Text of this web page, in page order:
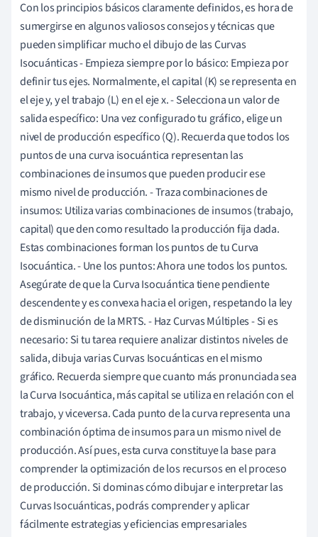
Con los principios básicos claramente definidos, es hora de
sumergirse en algunos valiosos consejos y técnicas que
pueden simplificar mucho el dibujo de las Curvas
Isocuánticas - Empieza siempre por lo básico: Empieza por
definir tus ejes. Normalmente, el capital (K) se representa en
el eje y, y el trabajo (L) en el eje x. - Selecciona un valor de
salida específico: Una vez configurado tu gráfico, elige un
nivel de producción específico (Q). Recuerda que todos los
puntos de una curva isocuántica representan las
combinaciones de insumos que pueden producir ese
mismo nivel de producción. - Traza combinaciones de
insumos: Utiliza varias combinaciones de insumos (trabajo,
capital) que den como resultado la producción fija dada.
Estas combinaciones forman los puntos de tu Curva
Isocuántica. - Une los puntos: Ahora une todos los puntos.
Asegúrate de que la Curva Isocuántica tiene pendiente
descendente y es convexa hacia el origen, respetando la ley
de disminución de la MRTS. - Haz Curvas Múltiples - Si es
necesario: Si tu tarea requiere analizar distintos niveles de
salida, dibuja varias Curvas Isocuánticas en el mismo
gráfico. Recuerda siempre que cuanto más pronunciada sea
la Curva Isocuántica, más capital se utiliza en relación con el
trabajo, y viceversa. Cada punto de la curva representa una
combinación óptima de insumos para un mismo nivel de
producción. Así pues, esta curva constituye la base para
comprender la optimización de los recursos en el proceso
de producción. Si dominas cómo dibujar e interpretar las
Curvas Isocuánticas, podrás comprender y aplicar
fácilmente estrategias y eficiencias empresariales